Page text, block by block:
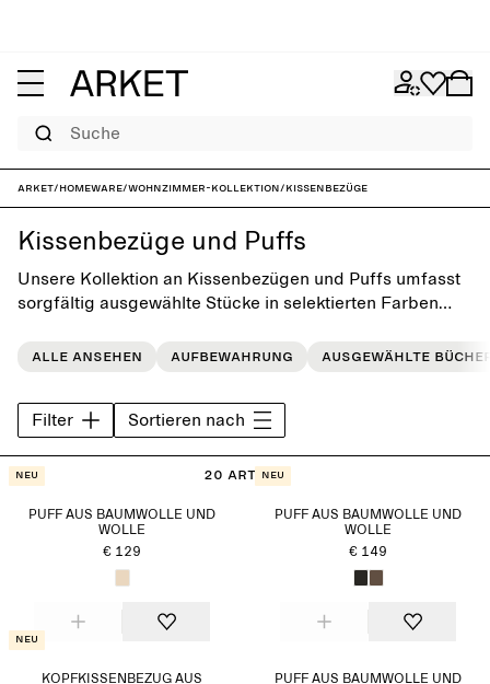
Suche
ARKET/Homeware/Wohnzimmer-Kollektion/Kissenbezüge
Kissenbezüge und Puffs
Unsere Kollektion an Kissenbezügen und Puffs umfasst
sorgfältig ausgewählte Stücke in selektierten Farben
damit einen persönlichen, zeitlosen Touch.
Alle ansehen Aufbewahrung Ausgewählte
Filter Sortieren nach
20 Artikel
Neu
PUFF AUS BAUMWOLLE UND
WOLLE
€ 129
Neu
PUFF AUS BAUMWOLLE UND
WOLLE
€ 149
Neu
KOPFKISSENBEZUG AUS
PUFF AUS BAUMWOLLE UND